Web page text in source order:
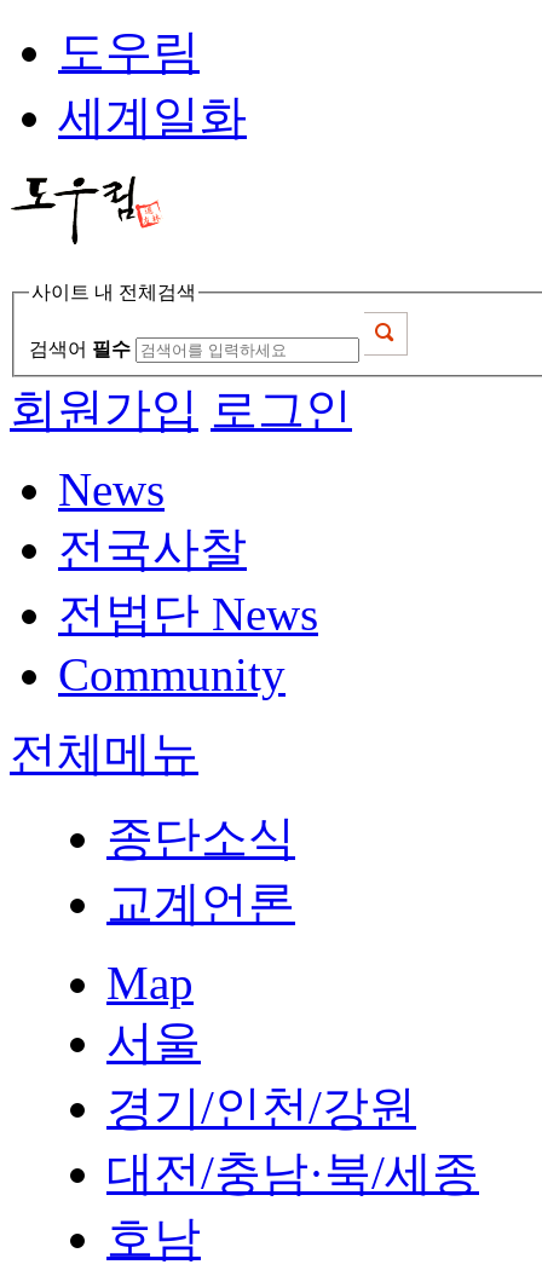
도우림
세계일화
사이트 내 전체검색
검색어 필수
회원가입 로그인
News
전국사찰
전법단 News
Community
전체메뉴
종단소식
교계언론
Map
서울
경기/인천/강원
대전/충남·북/세종
호남